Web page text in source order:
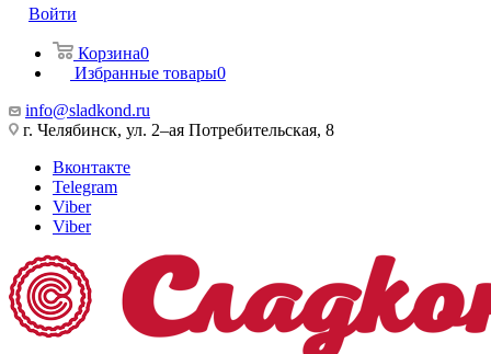
Войти
Корзина0
Избранные товары0
info@sladkond.ru
г. Челябинск, ул. 2–ая Потребительская, 8
Вконтакте
Telegram
Viber
Viber